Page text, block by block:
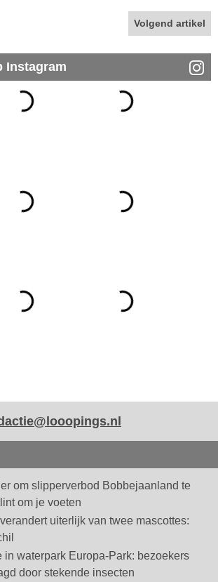
Volgend artikel
Instagram
om slipperverbod Bobbejaanland te
om je voeten
uiterlijk van twee mascottes:
in waterpark Europa-Park: bezoekers
door stekende insecten